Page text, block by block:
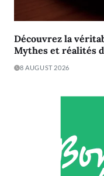
Découvrez la
Mythes et réalités
8 AUGUST 2026